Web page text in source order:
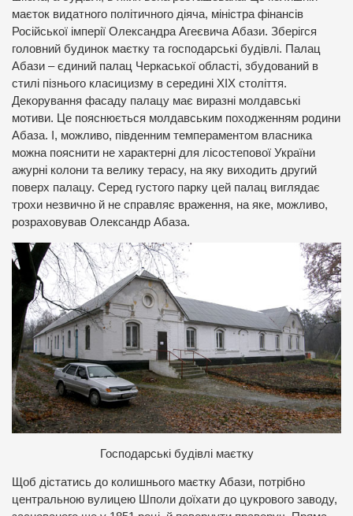
маєток видатного політичного діяча, міністра фінансів
Російської імперії Олександра Агеєвича Абази. Зберігся
головний будинок маєтку та господарські будівлі. Палац
Абази – єдиний палац Черкаської області, збудований в
стилі пізнього класицизму в середині ХІХ століття.
Декорування фасаду палацу має виразні молдавські
мотиви. Це пояснюється молдавським походженням родини
Абаза. І, можливо, південним темпераментом власника
можна пояснити не характерні для лісостепової України
ажурні колони та велику терасу, на яку виходить другий
поверх палацу. Серед густого парку цей палац виглядає
трохи незвично й не справляє враження, на яке, можливо,
розраховував Олександр Абаза.
Господарські будівлі маєтку
Щоб дістатись до колишнього маєтку Абази, потрібно
центральною вулицею Шполи доїхати до цукрового заводу,